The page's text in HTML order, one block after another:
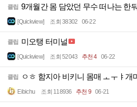
클립 9개월간 몸 담았던 무수 떠나는 한
[Quickview] 조회 38302 06-22
클립 미오탱 터미널
[Quickview] 조회 52043 추천 4 06-22
클립 ㅇㅎ 함지아 비키니 몸매 ㅗㅜㅑ개
Eibichu 조회 118936 추천 9 06-21